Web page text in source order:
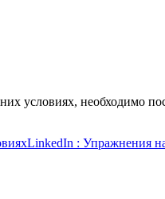
условиях, необходимо
LinkedIn : Упражнения